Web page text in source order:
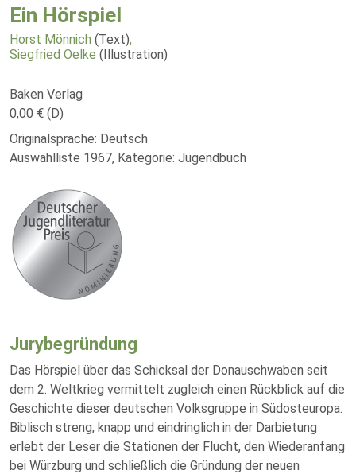
Ein Hörspiel
Horst Mönnich (Text),
Siegfried Oelke (Illustration)
Baken Verlag
0,00 € (D)
Originalsprache: Deutsch
Auswahlliste 1967, Kategorie: Jugendbuch
Jurybegründung
Das Hörspiel über das Schicksal der Donauschwaben seit
dem 2. Weltkrieg vermittelt zugleich einen Rückblick auf die
Geschichte dieser deutschen Volksgruppe in Südosteuropa.
Biblisch streng, knapp und eindringlich in der Darbietung
erlebt der Leser die Stationen der Flucht, den Wiederanfang
bei Würzburg und schließlich die Gründung der neuen